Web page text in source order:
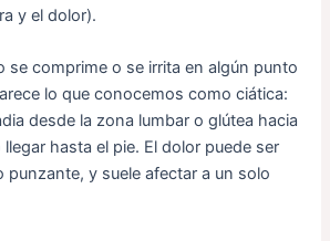
y el dolor).
se comprime o se irrita en algún punto
lo que conocemos como ciática:
desde la zona lumbar o glútea hacia
hasta el pie. El dolor puede ser
punzante, y suele afectar a un solo